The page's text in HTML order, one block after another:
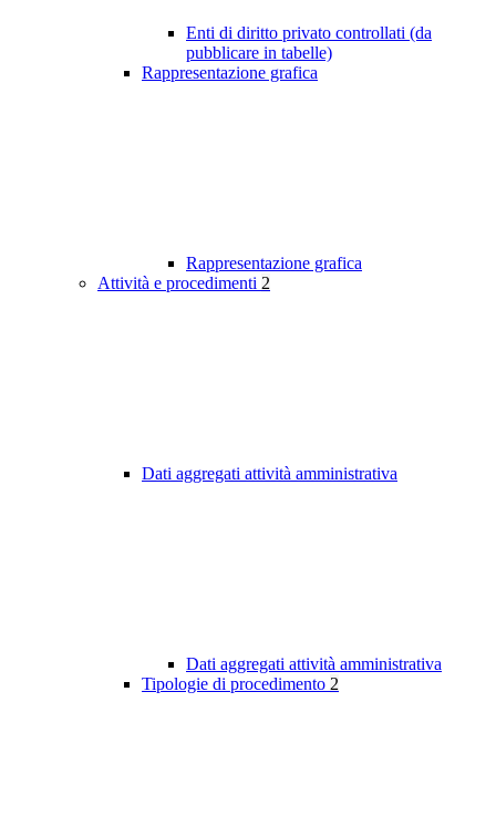
Enti di diritto privato controllati (da
pubblicare in tabelle)
Rappresentazione grafica
Rappresentazione grafica
Attività e procedimenti 2
Dati aggregati attività amministrativa
Dati aggregati attività amministrativa
Tipologie di procedimento 2